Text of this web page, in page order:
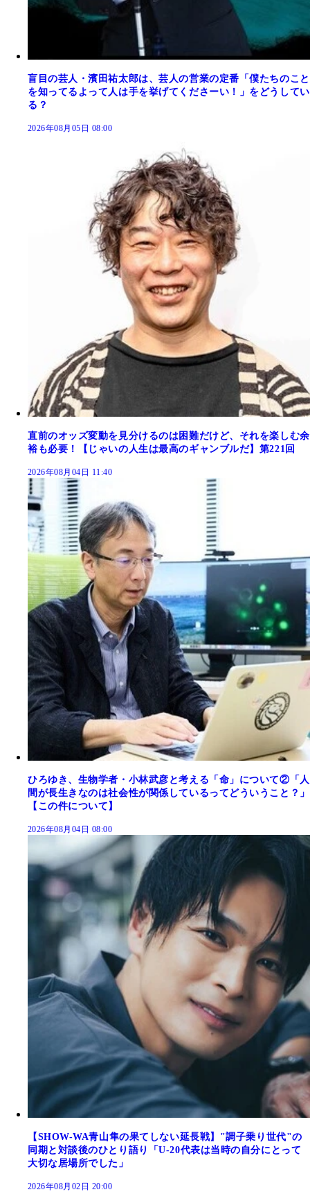
盲目の芸人・濱田祐太郎は、芸人の営業の定番「僕たちのこと
を知ってるよって人は手を挙げてくださーい！」をどうしてい
る？
2026年08月05日 08:00
直前のオッズ変動を見分けるのは困難だけど、それを楽しむ余
裕も必要！【じゃいの人生は最高のギャンブルだ】第221回
2026年08月04日 11:40
ひろゆき、生物学者・小林武彦と考える「命」について②「人
間が長生きなのは社会性が関係しているってどういうこと？」
【この件について】
2026年08月04日 08:00
【SHOW-WA青山隼の果てしない延長戦】"調子乗り世代"の
同期と対談後のひとり語り「U-20代表は当時の自分にとって
大切な居場所でした」
2026年08月02日 20:00